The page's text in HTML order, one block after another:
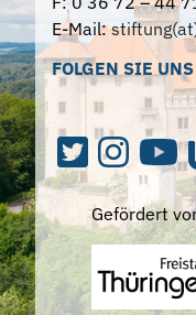
E-Mail:
FOLGEN SIE UNS
Gefördert